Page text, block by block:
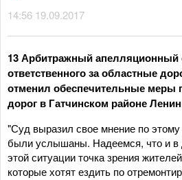
14:56 19.09.2017
13 Арбитражный
ответственного за областные
отменил обеспечительные меры
дорог в Гатчинском районе
"Суд выразил свое мнение по
были услышаны. Надеемся, что и в
этой ситуации точка зрения
которые хотят ездить по